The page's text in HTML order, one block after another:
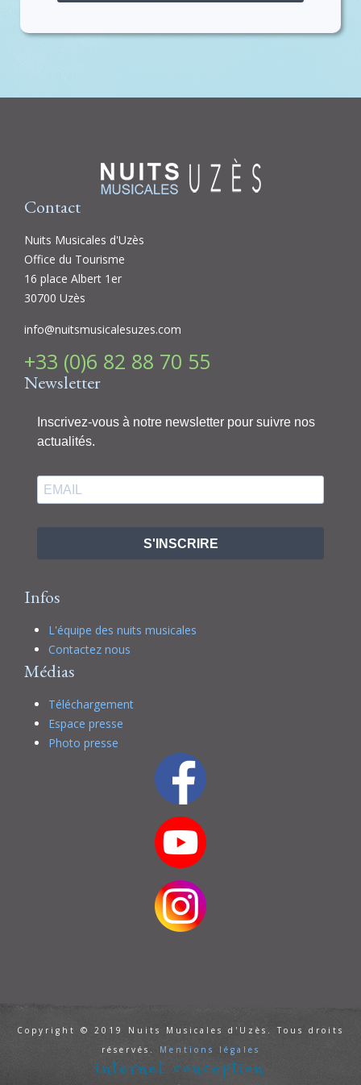
Contact
Nuits Musicales d'Uzès
Office du Tourisme
16 place Albert 1er
30700 Uzès
info@nuitsmusicalesuzes.com
+33 (0)6 82 88 70 55
Newsletter
Inscrivez-vous à notre newsletter pour suivre nos
actualités.
S'INSCRIRE
Infos
L'équipe des nuits musicales
Contactez nous
Médias
Téléchargement
Espace presse
Photo presse
Copyright © 2019 Nuits Musicales d'Uzès. Tous droits
réservés.
Mentions légales
internet conception